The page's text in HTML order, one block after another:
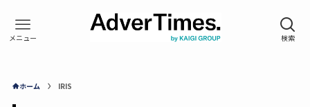
ホーム IRIS